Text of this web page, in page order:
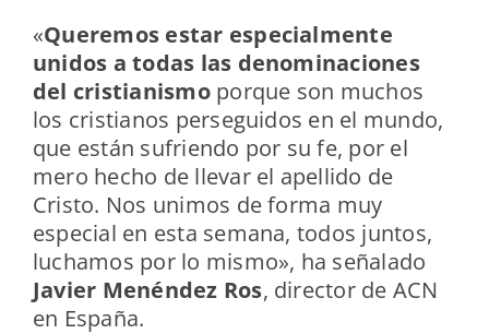
«Queremos estar especialmente
unidos a todas las denominaciones
del cristianismoporque son muchos
los cristianos perseguidos en el mundo,
que están sufriendo por su fe, por el
mero hecho de llevar el apellido de
Cristo. Nos unimos de forma muy
especial en esta semana, todos juntos,
luchamos por lo mismo», ha señalado
Javier Menéndez Ros, director de ACN
en España.